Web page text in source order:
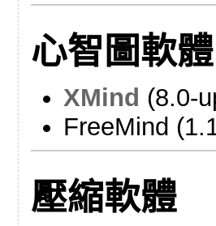
心智圖軟體
XMind (8.0-
FreeMind
壓縮軟體